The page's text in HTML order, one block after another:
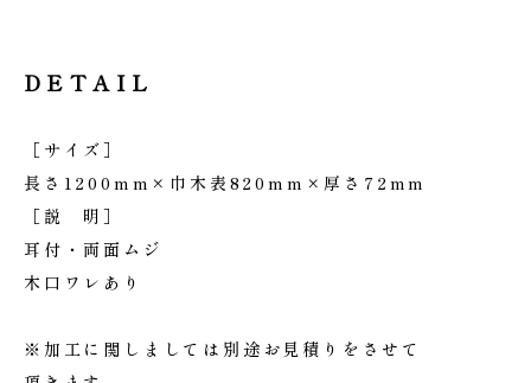
DETAIL
［サイズ］
長さ1200mm×巾木表820mm×厚さ72mm
［説 明］
耳付・両面ムジ
木口ワレあり
※加工に関しましては別途お見積りをさせて